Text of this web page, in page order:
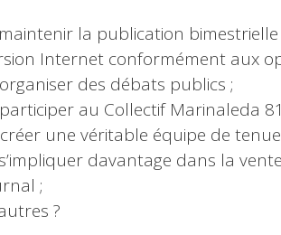
la publication
Internet conformément aux
des débats publics ;
au Collectif Marinaleda
créer une véritable équipe de
davantage dans la
;
?